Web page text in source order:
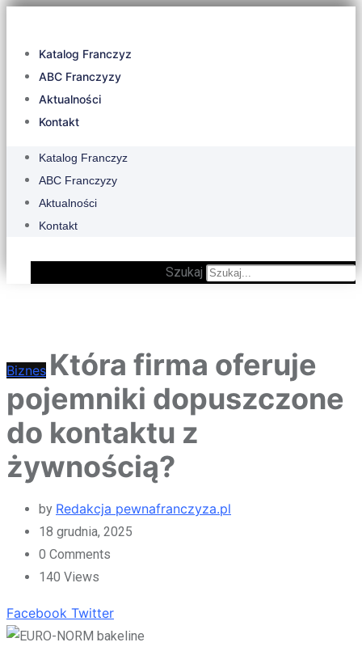
Katalog Franczyz
ABC Franczyzy
Aktualności
Kontakt
Katalog Franczyz
ABC Franczyzy
Aktualności
Kontakt
Szukaj
Biznes Która firma oferuje
pojemniki dopuszczone
do kontaktu z
żywnością?
by Redakcja pewnafranczyza.pl
18 grudnia, 2025
0 Comments
140 Views
Facebook Twitter